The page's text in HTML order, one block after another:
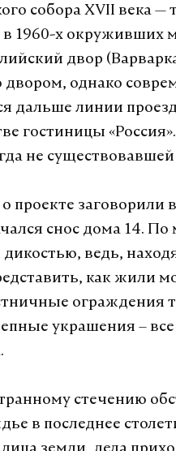
собора XVII века —
в 1960-х
двор
однако
дальше линии
гостиницы
не
проекте заговорили
снос дома 14.
ведь,
как жили
ограждения
украшения –
стечению
в последнее